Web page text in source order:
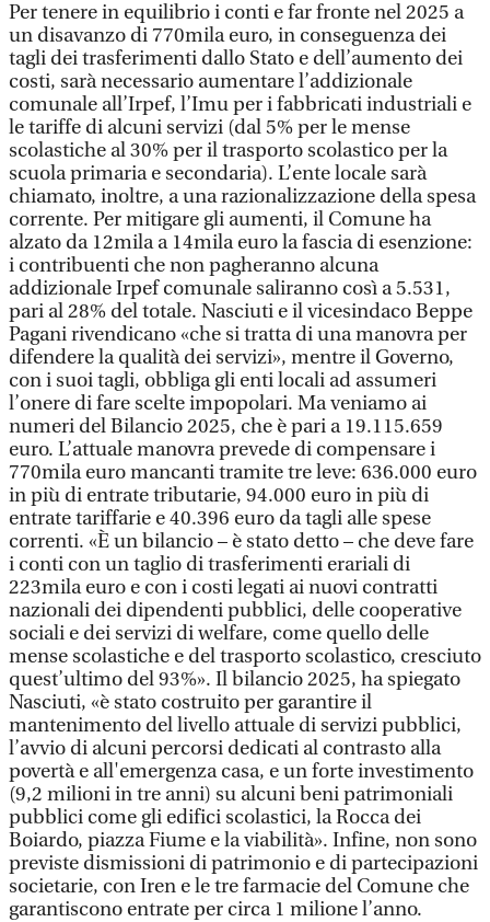
Per tenere in equilibrio i conti e far fronte nel 2025 a
un disavanzo di 770mila euro, in conseguenza dei
tagli dei trasferimenti dallo Stato e dell’aumento dei
costi, sarà necessario aumentare l’addizionale
comunale all’Irpef, l’Imu per i fabbricati industriali e
le tariffe di alcuni servizi (dal 5% per le mense
scolastiche al 30% per il trasporto scolastico per la
scuola primaria e secondaria). L’ente locale sarà
chiamato, inoltre, a una razionalizzazione della spesa
corrente. Per mitigare gli aumenti, il Comune ha
alzato da 12mila a 14mila euro la fascia di esenzione:
i contribuenti che non pagheranno alcuna
addizionale Irpef comunale saliranno così a 5.531,
pari al 28% del totale. Nasciuti e il vicesindaco Beppe
Pagani rivendicano «che si tratta di una manovra per
difendere la qualità dei servizi», mentre il Governo,
con i suoi tagli, obbliga gli enti locali ad assumeri
l’onere di fare scelte impopolari. Ma veniamo ai
numeri del Bilancio 2025, che è pari a 19.115.659
euro. L’attuale manovra prevede di compensare i
770mila euro mancanti tramite tre leve: 636.000 euro
in più di entrate tributarie, 94.000 euro in più di
entrate tariffarie e 40.396 euro da tagli alle spese
correnti. «È un bilancio – è stato detto – che deve fare
i conti con un taglio di trasferimenti erariali di
223mila euro e con i costi legati ai nuovi contratti
nazionali dei dipendenti pubblici, delle cooperative
sociali e dei servizi di welfare, come quello delle
mense scolastiche e del trasporto scolastico, cresciuto
quest’ultimo del 93%». Il bilancio 2025, ha spiegato
Nasciuti, «è stato costruito per garantire il
mantenimento del livello attuale di servizi pubblici,
l’avvio di alcuni percorsi dedicati al contrasto alla
povertà e all'emergenza casa, e un forte investimento
(9,2 milioni in tre anni) su alcuni beni patrimoniali
pubblici come gli edifici scolastici, la Rocca dei
Boiardo, piazza Fiume e la viabilità». Infine, non sono
previste dismissioni di patrimonio e di partecipazioni
societarie, con Iren e le tre farmacie del Comune che
garantiscono entrate per circa 1 milione l’anno.